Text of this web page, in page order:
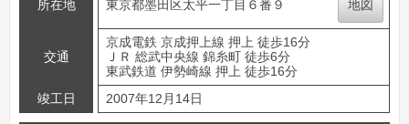
所在地 東京都墨田区太平一丁目６番９ 地図
交通
京成電鉄 京成押上線 押上 徒歩16分
ＪＲ 総武中央線 錦糸町 徒歩6分
東武鉄道 伊勢崎線 押上 徒歩16分
竣工日
2007年12月14日